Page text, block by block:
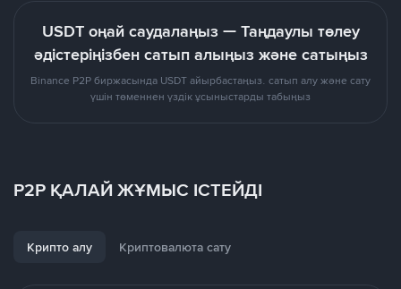
USDT оңай саудалаңыз — Таңдаулы төлеу
әдістеріңізбен сатып алыңыз және сатыңыз
Binance P2P биржасында USDT айырбастаңыз. сатып алу және сату
үшін төменнен үздік ұсыныстарды табыңыз
P2P ҚАЛАЙ ЖҰМЫС ІСТЕЙДІ
Крипто алу Криптовалюта сату